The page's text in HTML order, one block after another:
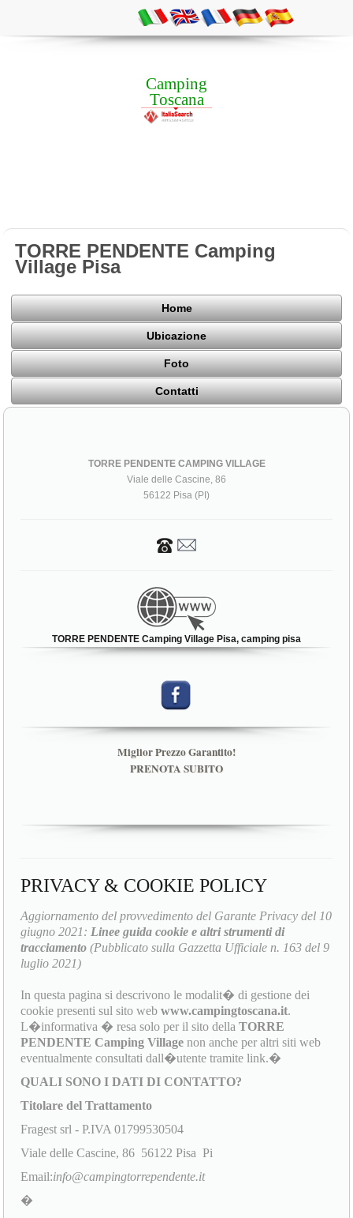
Camping
Toscana
TORRE PENDENTE Camping
Village Pisa
Home
Ubicazione
Foto
Contatti
TORRE PENDENTE CAMPING VILLAGE
Viale delle Cascine, 86
56122 Pisa (PI)
TORRE PENDENTE Camping Village Pisa, camping pisa
Miglior Prezzo Garantito!
PRENOTA SUBITO
PRIVACY & COOKIE POLICY
Aggiornamento del provvedimento del Garante Privacy del 10
giugno 2021: Linee guida cookie e altri strumenti di
tracciamento (Pubblicato sulla Gazzetta Ufficiale n. 163 del 9
luglio 2021)
In questa pagina si descrivono le modalit� di gestione dei
cookie presenti sul sito webwww.campingtoscana.it.
L�informativa � resa solo per il sito dellaTORRE
PENDENTE Camping Village non anche per altri siti web
eventualmente consultati dall�utente tramite link.�
QUALI SONO I DATI DI CONTATTO?
Titolare del Trattamento
Fragest srl - P.IVA 01799530504
Viale delle Cascine, 86 56122 Pisa Pi
Email:info@campingtorrependente.it
�